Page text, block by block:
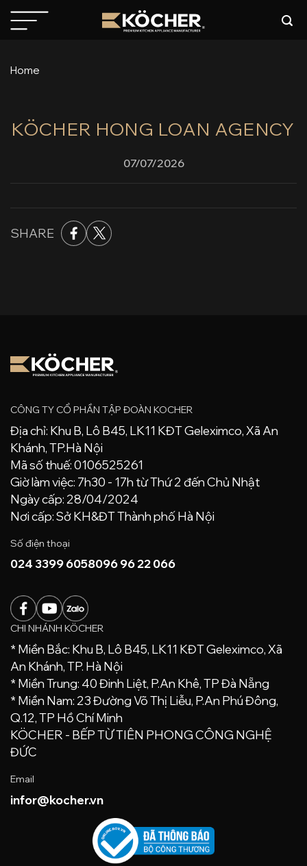
Skip
to
Home
KÖCHER HONG LOAN AGENCY
07/07/2026
SHARE
CÔNG TY CỔ PHẦN TẬP ĐOÀN KOCHER
Địa chỉ: Khu B, Lô B45, LK11 KĐT Geleximco, Xã An
Khánh, TP.Hà Nội
Mã số thuế: 0106525261
Giờ làm việc: 7h30 - 17h từ Thứ 2 đến Chủ Nhật
Ngày cấp: 28/04/2024
Nơi cấp: Sở KH&ĐT Thành phố Hà Nội
Số điện thoại
024 3399 6058096 96 22 066
CHI NHÁNH KÖCHER
* Miền Bắc: Khu B, Lô B45, LK11 KĐT Geleximco, Xã
An Khánh, TP. Hà Nội
* Miền Trung: 40 Đinh Liệt, P.An Khê, TP Đà Nẵng
* Miền Nam: 23 Đường Võ Thị Liễu, P.An Phú Đông,
Q.12, TP Hồ Chí Minh
KÖCHER - BẾP TỪ TIÊN PHONG CÔNG NGHỆ
ĐỨC
Email
infor@kocher.vn